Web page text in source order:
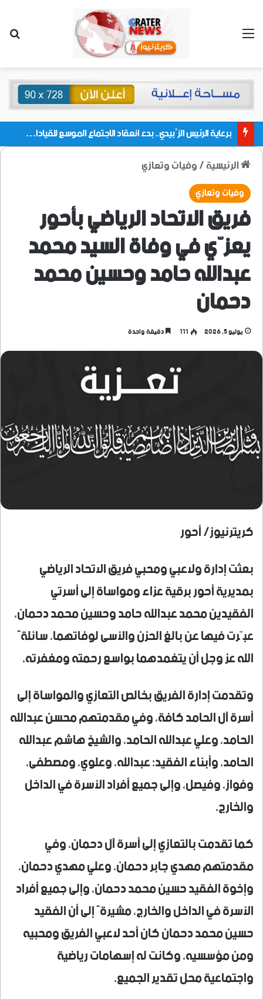
القائمة
برعاية الرئيس الزُبيدي.. بدء انعقاد الاجتماع الموسع للقيادات المحلية بالعاصمة ولمديريات وكتل مجلس العموم ومنسقيات الجامعة بالعاصمة عدن
الرئيسية/وفيات وتعازي
وفيات وتعازي
فريق الاتحاد الرياضي بأحور
يعزّي في وفاة السيد محمد
عبدالله حامد وحسين محمد
دحمان
يوليو 5, 2026 111 دقيقة واحدة
كريترنيوز/ أحور
بعثت إدارة ولاعبي ومحبي فريق الاتحاد الرياضي
بمديرية أحور برقية عزاء ومواساة إلى أسرتي
الفقيدين محمد عبدالله حامد وحسين محمد دحمان،
عبّرت فيها عن بالغ الحزن والأسى لوفاتهما، سائلةً
الله عز وجل أن يتغمدهما بواسع رحمته ومغفرته.
وتقدمت إدارة الفريق بخالص التعازي والمواساة إلى
أسرة آل الحامد كافة، وفي مقدمتهم محسن عبدالله
الحامد، وعلي عبدالله الحامد، والشيخ هاشم عبدالله
الحامد، وأبناء الفقيد: عبدالله، وعلوي، ومصطفى،
وفواز، وفيصل، وإلى جميع أفراد الأسرة في الداخل
والخارج.
كما تقدمت بالتعازي إلى أسرة آل دحمان، وفي
مقدمتهم مهدي جابر دحمان، وعلي مهدي دحمان،
وإخوة الفقيد حسين محمد دحمان، وإلى جميع أفراد
الأسرة في الداخل والخارج، مشيرةً إلى أن الفقيد
حسين محمد دحمان كان أحد لاعبي الفريق ومحبيه
ومن مؤسسيه، وكانت له إسهامات رياضية
واجتماعية محل تقدير الجميع.